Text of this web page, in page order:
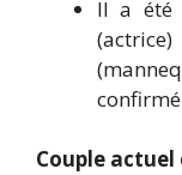
Il a été
Couple actuel